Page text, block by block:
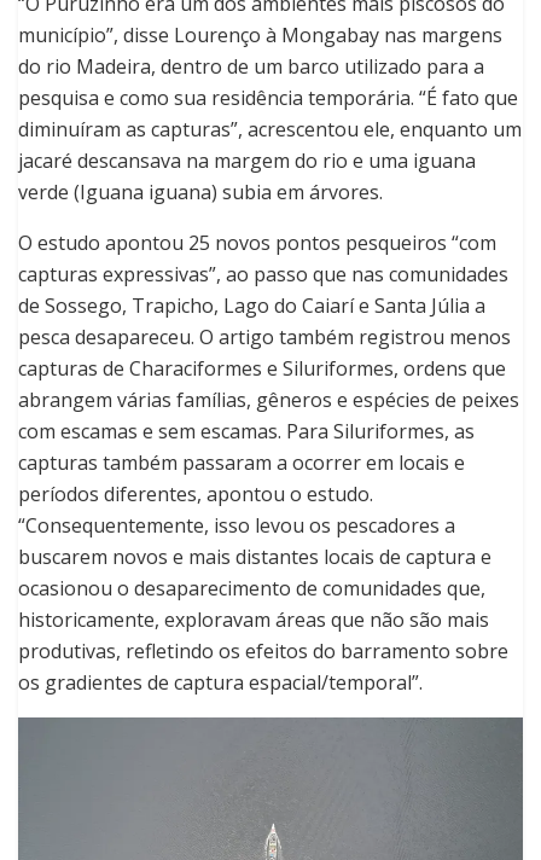
município”, disse Lourenço à Mongabay nas margens
do rio Madeira, dentro de um barco utilizado para a
pesquisa e como sua residência temporária. “É fato que
diminuíram as capturas”, acrescentou ele, enquanto um
jacaré descansava na margem do rio e uma iguana
verde (Iguana iguana) subia em árvores.
O estudo apontou 25 novos pontos pesqueiros “com
capturas expressivas”, ao passo que nas comunidades
de Sossego, Trapicho, Lago do Caiarí e Santa Júlia a
pesca desapareceu. O artigo também registrou menos
capturas de Characiformes e Siluriformes, ordens que
abrangem várias famílias, gêneros e espécies de peixes
com escamas e sem escamas. Para Siluriformes, as
capturas também passaram a ocorrer em locais e
períodos diferentes, apontou o estudo.
“Consequentemente, isso levou os pescadores a
buscarem novos e mais distantes locais de captura e
ocasionou o desaparecimento de comunidades que,
historicamente, exploravam áreas que não são mais
produtivas, refletindo os efeitos do barramento sobre
os gradientes de captura espacial/temporal”.